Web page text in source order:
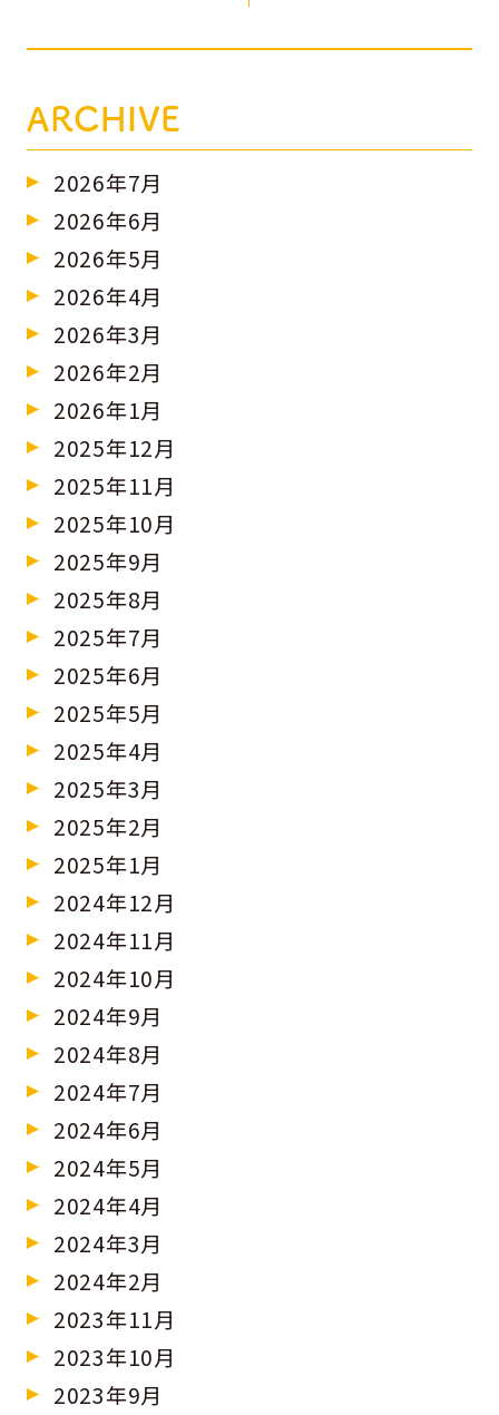
ARCHIVE
2026年7月
2026年6月
2026年5月
2026年4月
2026年3月
2026年2月
2026年1月
2025年12月
2025年11月
2025年10月
2025年9月
2025年8月
2025年7月
2025年6月
2025年5月
2025年4月
2025年3月
2025年2月
2025年1月
2024年12月
2024年11月
2024年10月
2024年9月
2024年8月
2024年7月
2024年6月
2024年5月
2024年4月
2024年3月
2024年2月
2023年11月
2023年10月
2023年9月